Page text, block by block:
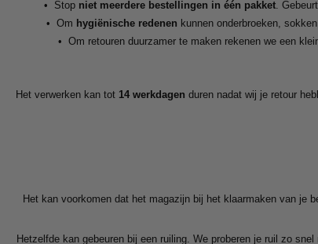
•
Stop niet meerdere bestellingen in één pakket.
•
Om hygiënische redenen kunnen onderbroeken,
•
Om retouren duurzamer te maken rekenen we een
Het verwerken kan tot 14 werkdagen duren nadat wij je retour
Het kan voorkomen dat het magazijn bij het klaarmaken van je
Hetzelfde kan gebeuren bij een ruiling. We proberen je ruil zo